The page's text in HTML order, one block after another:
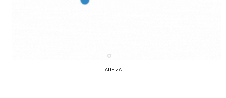
ADS-2A